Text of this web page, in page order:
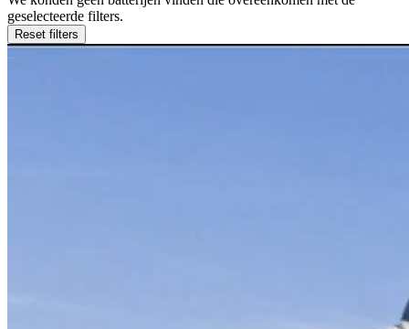
geselecteerde filters.
Reset filters